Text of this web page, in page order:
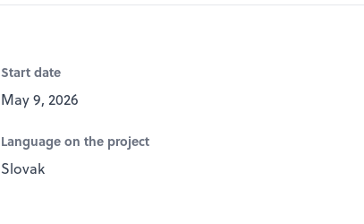
Start date
May 9, 2026
Language on the project
Slovak